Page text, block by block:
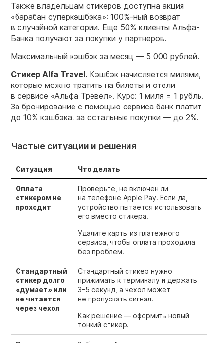
Также владельцам стикеров доступна акция
«барабан суперкэшбэка»: 100%-ный возврат
в случайной категории. Еще 50% клиенты Альфа-
Банка получают за покупки у партнеров.
Максимальный кэшбэк за месяц — 5 000 рублей.
Стикер Alfa Travel. Кэшбэк начисляется милями,
которые можно тратить на билеты и отели
в сервисе «Альфа Тревел». Курс: 1 миля = 1 рубль.
За бронирование с помощью сервиса банк платит
до 10% кэшбэка, за остальные покупки — до 2%.
Частые ситуации и решения
Ситуация Что делать
Оплата
стикером не
проходит
Проверьте, не включен ли
на телефоне Apple Pay. Если да,
устройство пытается использовать
его вместо стикера.
Удалите карты из платежного
сервиса, чтобы оплата проходила
без проблем.
Стандартный
стикер долго
«думает» или
не читается
через чехол
Стандартный стикер нужно
прижимать к терминалу и держать
3–5 секунд, а чехол может
не пропускать сигнал.
Как решение — оформить новый
тонкий стикер.